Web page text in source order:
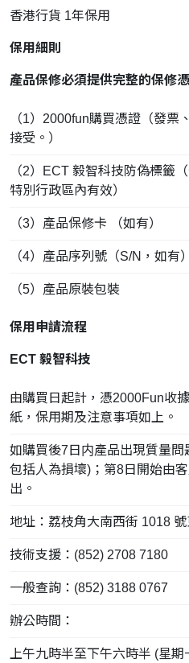
香港行貨 1年保用
保用細則
產品保修必須提供完整的保修
（1）2000fun購買憑證（發票
接受。）
（2）ECT 毅智科技防偽標籤
特別行政區內有效）
（3）產品保修卡 （如有）
（4）產品序列號（S/N，如有）
（5）產品原裝包裝
保用申請流程
ECT 毅智科技
由購買日起計，憑2000Fun收
紙，保用期及注意事項如上。
如購買後7日内產品出現質量
包括人為損壞)；第8日開始由
出。
地址：荔枝角大南西街 1018
技術支援：(852) 2708 7180
一般查詢：(852) 3188 0767
辦公時間：
上午九時半至下午六時半 (星期